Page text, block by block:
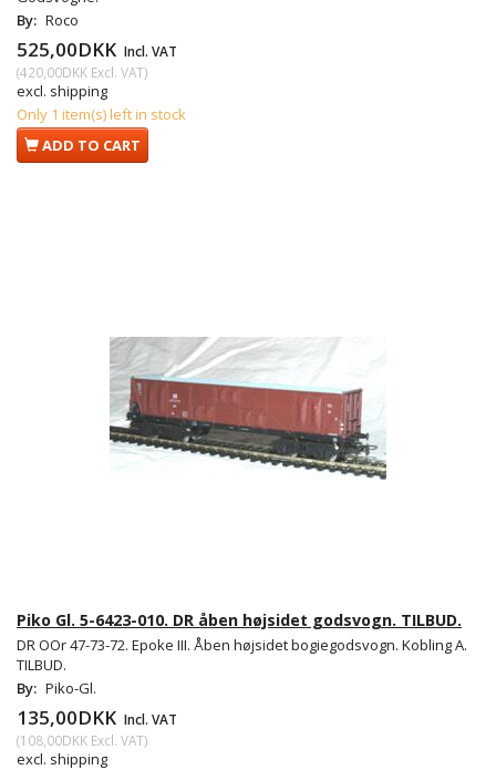
By: Roco
525,00DKK Incl. VAT
(420,00DKK Excl. VAT)
excl. shipping
Only 1 item(s) left in stock
ADD TO CART
Piko Gl. 5-6423-010. DR åben højsidet godsvogn. TILBUD.
DR OOr 47-73-72. Epoke III. Åben højsidet bogiegodsvogn. Kobling A.
TILBUD.
By: Piko-Gl.
135,00DKK Incl. VAT
(108,00DKK Excl. VAT)
excl. shipping